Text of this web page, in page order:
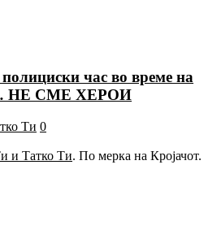
час во време на
НЕ СМЕ ХЕРОИ
Ти 0
и Татко Ти. По мерка на Кројачот.